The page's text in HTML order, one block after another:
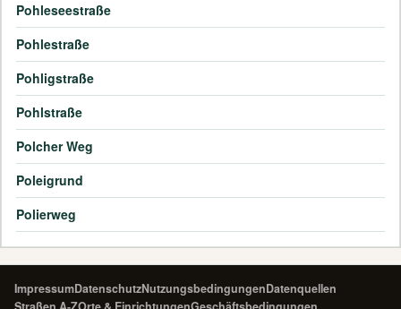
Pohleseestraße
Pohlestraße
Pohligstraße
Pohlstraße
Polcher Weg
Poleigrund
Polierweg
ImpressumDatenschutzNutzungsbedingungenDatenquellen